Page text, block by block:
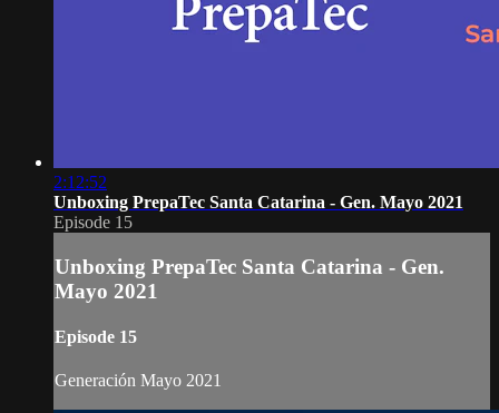
2:12:52
Unboxing PrepaTec Santa Catarina - Gen. Mayo 2021
Episode 15
Unboxing PrepaTec Santa Catarina - Gen.
Mayo 2021
Episode 15
Generación Mayo 2021